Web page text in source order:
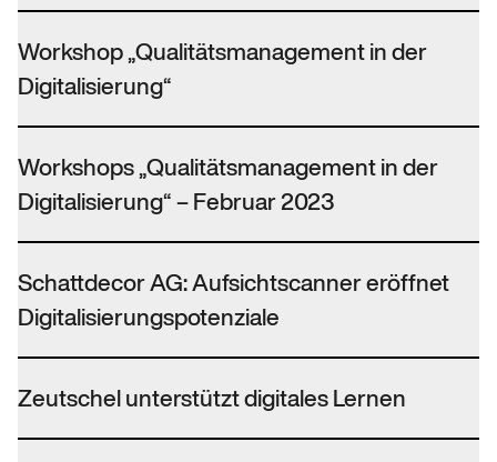
Workshop „Qualitätsmanagement in der
Digitalisierung“
Workshops „Qualitätsmanagement in der
Digitalisierung“ – Februar 2023
Schattdecor AG: Aufsichtscanner eröffnet
Digitalisierungspotenziale
Zeutschel unterstützt digitales Lernen